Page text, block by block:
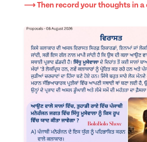
⟶ Then record your thoughts in a